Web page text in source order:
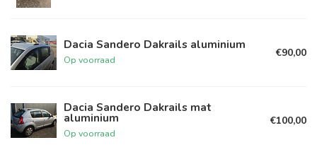
Dacia Sandero Dakrails aluminium
Op voorraad
€90,00
Dacia Sandero Dakrails mat
aluminium
Op voorraad
€100,00